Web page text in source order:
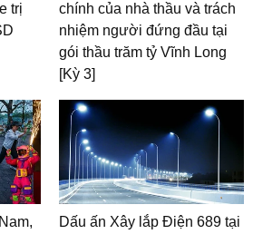
trị
chính của nhà thầu và trách
nhiệm người đứng đầu tại
gói thầu trăm tỷ Vĩnh Long
[Kỳ 3]
Dấu ấn Xây lắp Điện 689 tại